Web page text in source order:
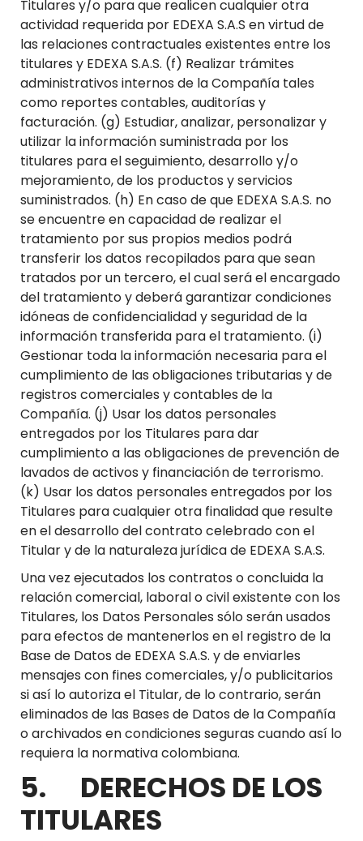
Titulares y/o para que realicen cualquier otra
actividad requerida por EDEXA S.A.S en virtud de
las relaciones contractuales existentes entre los
titulares y EDEXA S.A.S. (f) Realizar trámites
administrativos internos de la Compañía tales
como reportes contables, auditorías y
facturación. (g) Estudiar, analizar, personalizar y
utilizar la información suministrada por los
titulares para el seguimiento, desarrollo y/o
mejoramiento, de los productos y servicios
suministrados. (h) En caso de que EDEXA S.A.S. no
se encuentre en capacidad de realizar el
tratamiento por sus propios medios podrá
transferir los datos recopilados para que sean
tratados por un tercero, el cual será el encargado
del tratamiento y deberá garantizar condiciones
idóneas de confidencialidad y seguridad de la
información transferida para el tratamiento. (i)
Gestionar toda la información necesaria para el
cumplimiento de las obligaciones tributarias y de
registros comerciales y contables de la
Compañía. (j) Usar los datos personales
entregados por los Titulares para dar
cumplimiento a las obligaciones de prevención de
lavados de activos y financiación de terrorismo.
(k) Usar los datos personales entregados por los
Titulares para cualquier otra finalidad que resulte
en el desarrollo del contrato celebrado con el
Titular y de la naturaleza jurídica de EDEXA S.A.S.
Una vez ejecutados los contratos o concluida la
relación comercial, laboral o civil existente con los
Titulares, los Datos Personales sólo serán usados
para efectos de mantenerlos en el registro de la
Base de Datos de EDEXA S.A.S. y de enviarles
mensajes con fines comerciales, y/o publicitarios
si así lo autoriza el Titular, de lo contrario, serán
eliminados de las Bases de Datos de la Compañía
o archivados en condiciones seguras cuando así lo
requiera la normativa colombiana.
5. DERECHOS DE LOS
TITULARES